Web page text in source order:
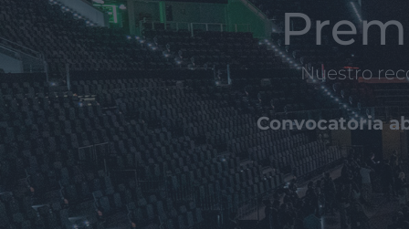
Nuestro
Convocatoria